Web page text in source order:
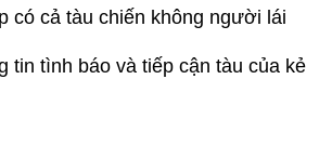
có cả tàu chiến không người lái
tin tình báo và tiếp cận tàu của kẻ